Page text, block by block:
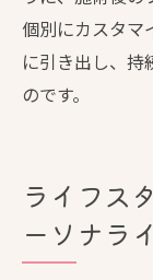
個別にカスタマ
に引き出し、持
のです。
ライフス
ーソナラ